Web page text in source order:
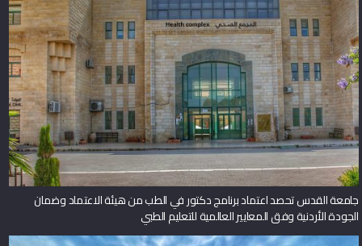
جامعة القدس تحصد اعتماد برنامج دكتور في الطب من هيئة الاعتماد وضمان
الجودة الأردنية وفق المعايير العالمية للتعليم الطبي